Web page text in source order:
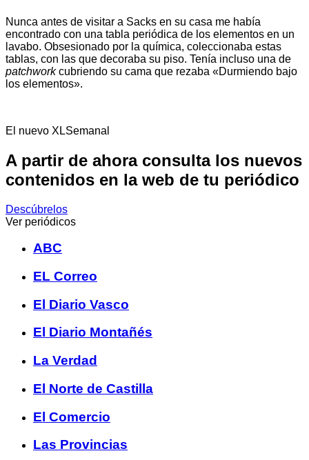
Nunca antes de visitar a Sacks en su casa me había
encontrado con una tabla periódica de los elementos en un
lavabo. Obsesionado por la química, coleccionaba estas
tablas, con las que decoraba su piso. Tenía incluso una de
patchworkcubriendo su cama que rezaba «Durmiendo bajo
los elementos».
El nuevo XLSemanal
A partir de ahora consulta los nuevos
contenidos en la web de tu periódico
Descúbrelos
Ver periódicos
ABC
EL Correo
El Diario Vasco
El Diario Montañés
La Verdad
El Norte de Castilla
El Comercio
Las Provincias